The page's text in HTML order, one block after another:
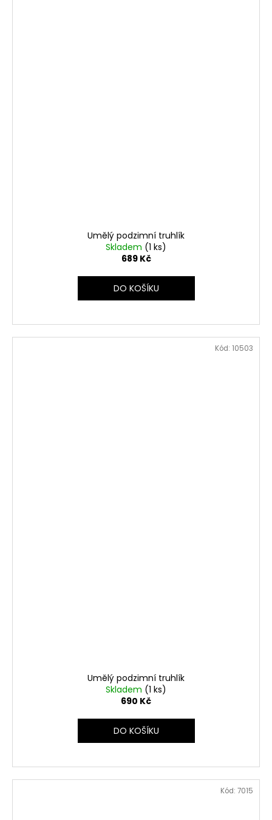
Umělý podzimní truhlík
Skladem (1 ks)
689 Kč
DO KOŠÍKU
Umělý podzimní truhlík
Skladem (1 ks)
690 Kč
DO KOŠÍKU
Kód: 10503
Kód: 7015